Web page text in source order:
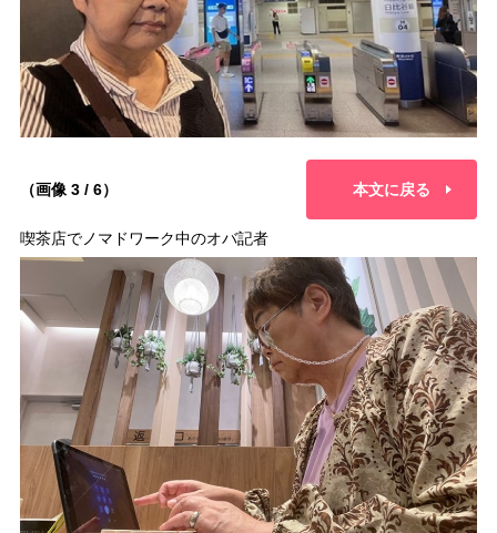
（画像 3 / 6） 本文に戻る
喫茶店でノマドワーク中のオバ記者